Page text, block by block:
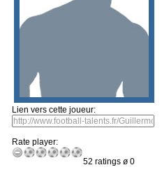
Lien vers cette joueur:
Rate player:
52 ratings ø 0